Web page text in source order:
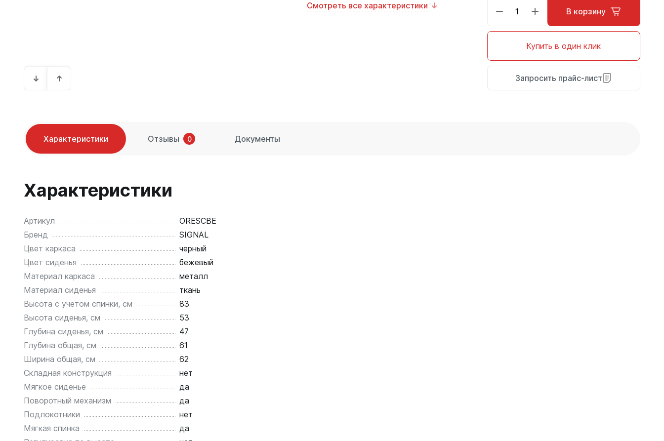
Смотреть все характеристики
В корзину
Купить в один клик
Запросить прайс-лист
Характеристики Отзывы 0 Документы
Характеристики
Артикул
ORESCBE
Бренд
SIGNAL
Цвет каркаса
черный
Цвет сиденья
бежевый
Материал каркаса
металл
Материал сиденья
ткань
Высота с учетом спинки, см
83
Высота сиденья, см
53
Глубина сиденья, см
47
Глубина общая, см
61
Ширина общая, см
62
Складная конструкция
нет
Мягкое сиденье
да
Поворотный механизм
да
Подлокотники
нет
Мягкая спинка
да